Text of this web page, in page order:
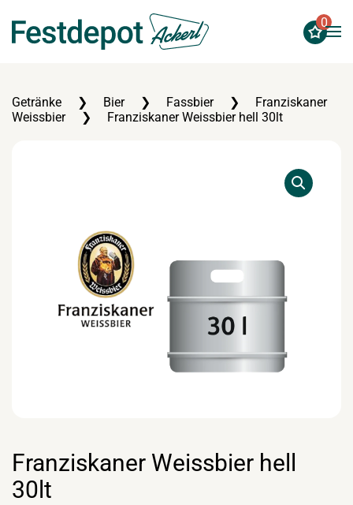
Zum Hauptinhalt springen
0
Getränke Bier Fassbier
Franziskaner
Weissbier
Franziskaner Weissbier hell 30lt
Franziskaner Weissbier hell
30lt